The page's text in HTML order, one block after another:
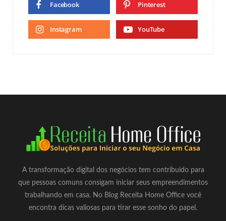
Facebook Pinterest
Instagram YouTube
A transformação digital dos negócios tem contribuido para
que pessoas comuns consigam iniciar seus empreendimentos
trabalhando em casa. No Blog Receita Home Office você
encontra dicas valiosas para tirar esse sonho do papel.